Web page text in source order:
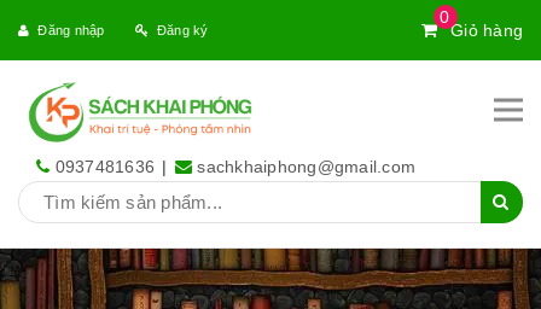
0
Giỏ hàng
Đăng nhập Đăng ký
0937481636 | sachkhaiphong@gmail.com